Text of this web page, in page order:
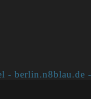
berlin.n8blau.de